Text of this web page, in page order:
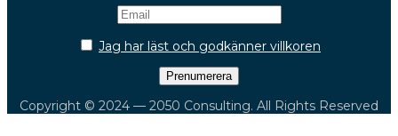
Jag har läst och godkänner villkoren
Copyright © 2024 — 2050 Consulting. All Rights Reserved